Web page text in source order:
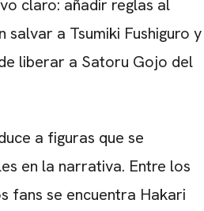
claro: añadir reglas al
salvar a Tsumiki Fushiguro y
liberar a Satoru Gojo del
a figuras que se
en la narrativa. Entre los
fans se encuentra Hakari